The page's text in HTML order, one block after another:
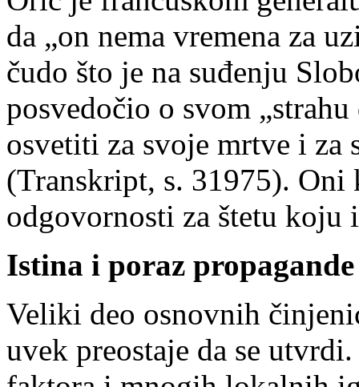
da „on nema vremena za
čudo što je na suđenju
posvedočio o svom
osvetiti za svoje mrtve i za
(Transkript, s. 31975). Oni
odgovornosti za štetu
Istina i poraz propagande
Veliki deo osnovnih
uvek preostaje da se